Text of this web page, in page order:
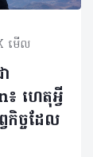
មើល
ហេតុអ្វី
កិច្ចដែល